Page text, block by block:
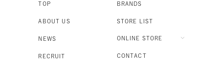
TOP
ABOUT US
NEWS
RECRUIT
BRANDS
STORE LIST
ONLINE STORE
CONTACT